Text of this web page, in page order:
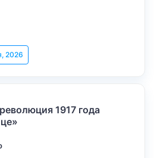
2026
1917 года